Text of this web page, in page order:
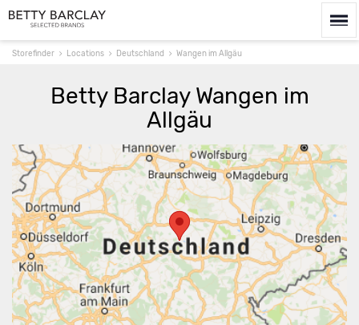
Storefinder Locations Deutschland Wangen im Allgäu
Betty Barclay Wangen im
Allgäu
Route berechnen